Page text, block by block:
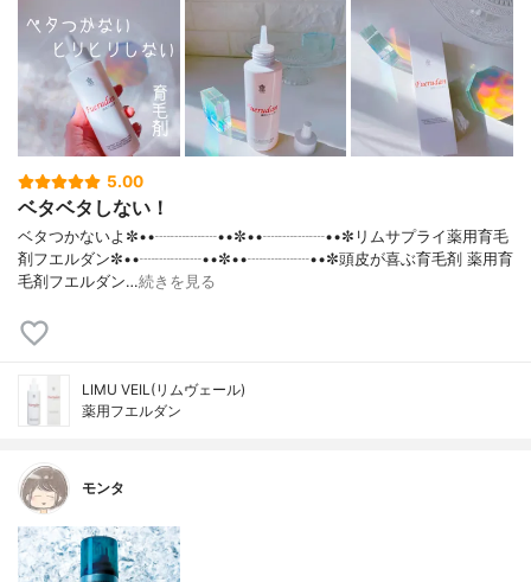
5.00
ベタベタしない！
ベタつかないよ✼••┈┈┈┈••✼••┈┈┈┈••✼リムサプライ薬用育毛
剤フエルダン✼••┈┈┈┈••✼••┈┈┈┈••✼頭皮が喜ぶ育毛剤 薬用育
毛剤フエルダン…続きを見る
LIMU VEIL(リムヴェール)
薬用フエルダン
モンタ